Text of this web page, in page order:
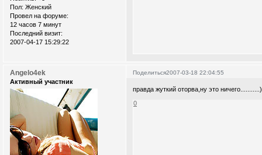
Пол: Женский
Провел на форуме:
12 часов 7 минут
Последний визит:
2007-04-17 15:29:22
Поделиться2007-03-18 22:04:55
Angelo4ek
Активный участник
правда жуткий оторва,ну это
0